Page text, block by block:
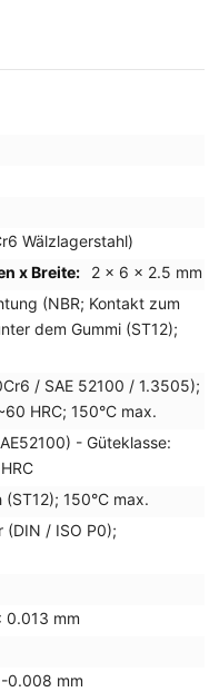
Wälzlagerstahl)
2 x 6 x 2.5 mm
(NBR; Kontakt zum
dem Gummi (ST12);
/ SAE 52100 / 1.3505);
HRC; 150°C max.
- Güteklasse:
150°C max.
(DIN / ISO P0);
0.013 mm
0.008 mm